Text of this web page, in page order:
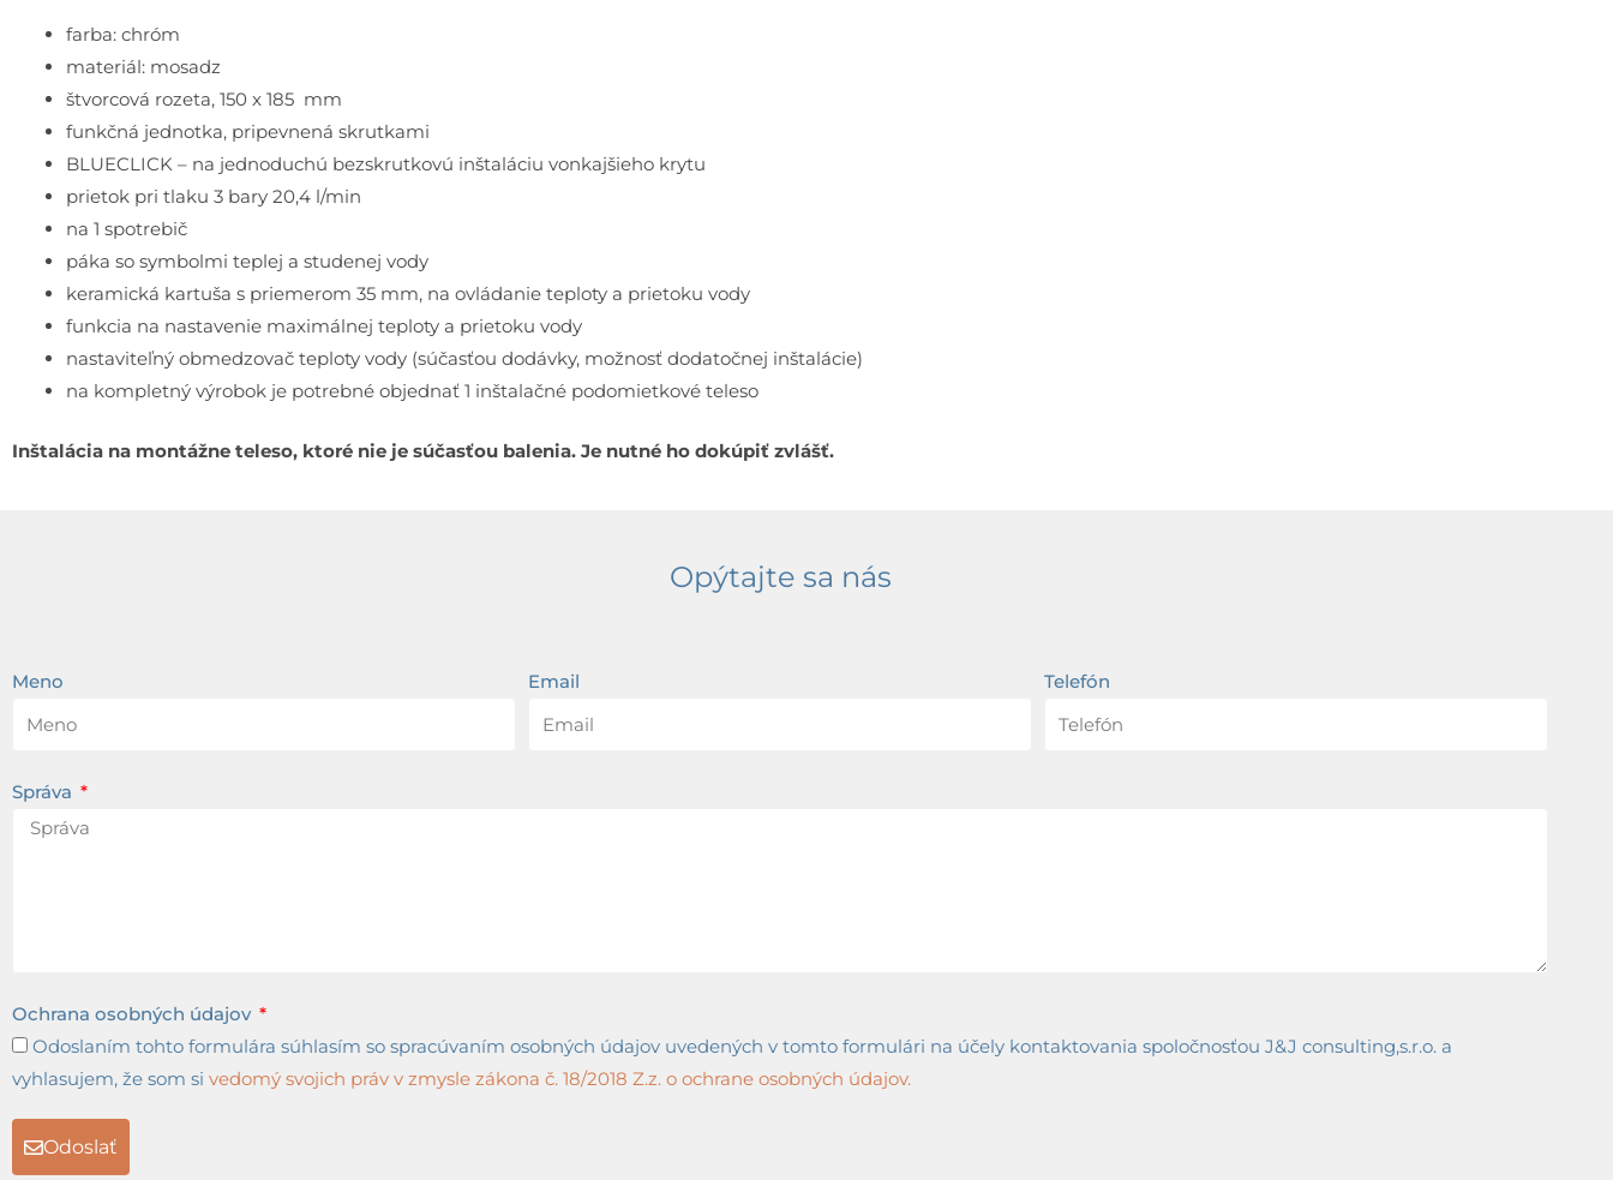
farba: chróm
materiál: mosadz
štvorcová rozeta, 150 x 185 mm
funkčná jednotka, pripevnená skrutkami
BLUECLICK – na jednoduchú bezskrutkovú inštaláciu vonkajšieho krytu
prietok pri tlaku 3 bary 20,4 l/min
na 1 spotrebič
páka so symbolmi teplej a studenej vody
keramická kartuša s priemerom 35 mm, na ovládanie teploty a prietoku vody
funkcia na nastavenie maximálnej teploty a prietoku vody
nastaviteľný obmedzovač teploty vody (súčasťou dodávky, možnosť dodatočnej inštalácie)
na kompletný výrobok je potrebné objednať 1 inštalačné podomietkové teleso
Inštalácia na montážne teleso, ktoré nie je súčasťou balenia. Je nutné ho dokúpiť zvlášť.
Opýtajte sa nás
Meno Email Telefón
Správa
Ochrana osobných údajov
Odoslaním tohto formulára súhlasím so spracúvaním osobných údajov uvedených v tomto formulári na účely kontaktovania spoločnosťou J&J consulting,s.r.o. a
vyhlasujem, že som si vedomý svojich práv v zmysle zákona č. 18/2018 Z.z. o ochrane osobných údajov.
Odoslať